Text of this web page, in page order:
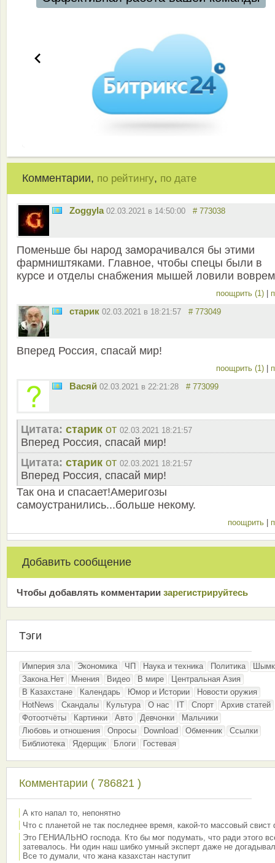
Комментарии, по рейтингу, по дате
Zoggyla 02.03.2021 в 14:50:00 # 773038
Поменьше бы народ заморачивался бы этими
фармништяками. Главное, чтобы спецы были в
курсе и отделы снабжения мышей ловили
поощрить (1)
старик 02.03.2021 в 18:21:57 # 773049
Вперед Россия, спасай мир!
поощрить (1)
Васяй 02.03.2021 в 22:21:28 # 773099
Цитата: старик от 02.03.2021 18:21:57
Вперед Россия, спасай мир!
Цитата: старик от 02.03.2021 18:21:57
Вперед Россия, спасай мир!
Так она и спасает!Америгозы
самоустранились...больше некому.
поощрить
Добавить сообщение
Чтобы добавлять комментарии зарeгиcтрирyйтeсь
Тэги
Империя зла Экономика ЧП Наука и техника Политика
Закона.Нет
Мнения Видео В мире
Центральная Азия
В Казахстане
Календарь Юмор и Истории
Новости оружия
HotNews
Скандалы Культура О нас IT Спорт
Архив статей
Фотоотчёты
Картинки Авто Девчонки
Мальчики
Любовь и отношения
Опросы Download Обменник
Ссылки
Библиотека
Ядерщик Блоги Гостевая
Комментарии ( 786821 )
А кто напал то, непонятно
Что с планетой не так последнее время, какой-то массовый свист
Это ГЕНИАЛЬНО господа. Кто бы мог подумать, что ради этого
затевалось. Ни один наш шибко умный эксперт даже не
Все то думали, что жана казахстан наступит